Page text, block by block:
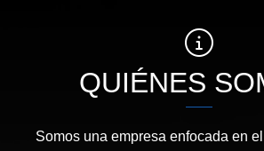
QUIÉNES
Somos una empresa enfocada en